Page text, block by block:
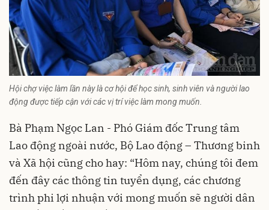
Hội chợ việc làm lần này là cơ hội để học sinh, sinh viên và người lao
động được tiếp cận với các vị trí việc làm mong muốn.
Bà Phạm Ngọc Lan - Phó Giám đốc Trung tâm
Lao động ngoài nước, Bộ Lao động – Thương binh
và Xã hội cũng cho hay: “Hôm nay, chúng tôi đem
đến đây các thông tin tuyển dụng, các chương
trình phi lợi nhuận với mong muốn sẽ người dân